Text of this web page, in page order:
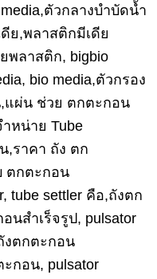
ตัวกลางบำบัดน้ำ
ย,พลาสติกมีเดีย
พลาสติก, bigbio
bio media,ตัวกรอง
แผ่น ช่วย ตกตะกอน
ำหน่าย Tube
,ราคา ถัง ตก
ตกตะกอน
tube settler คือ,ถังตก
นสำเร็จรูป, pulsator
งตกตะกอน
กอน, pulsator